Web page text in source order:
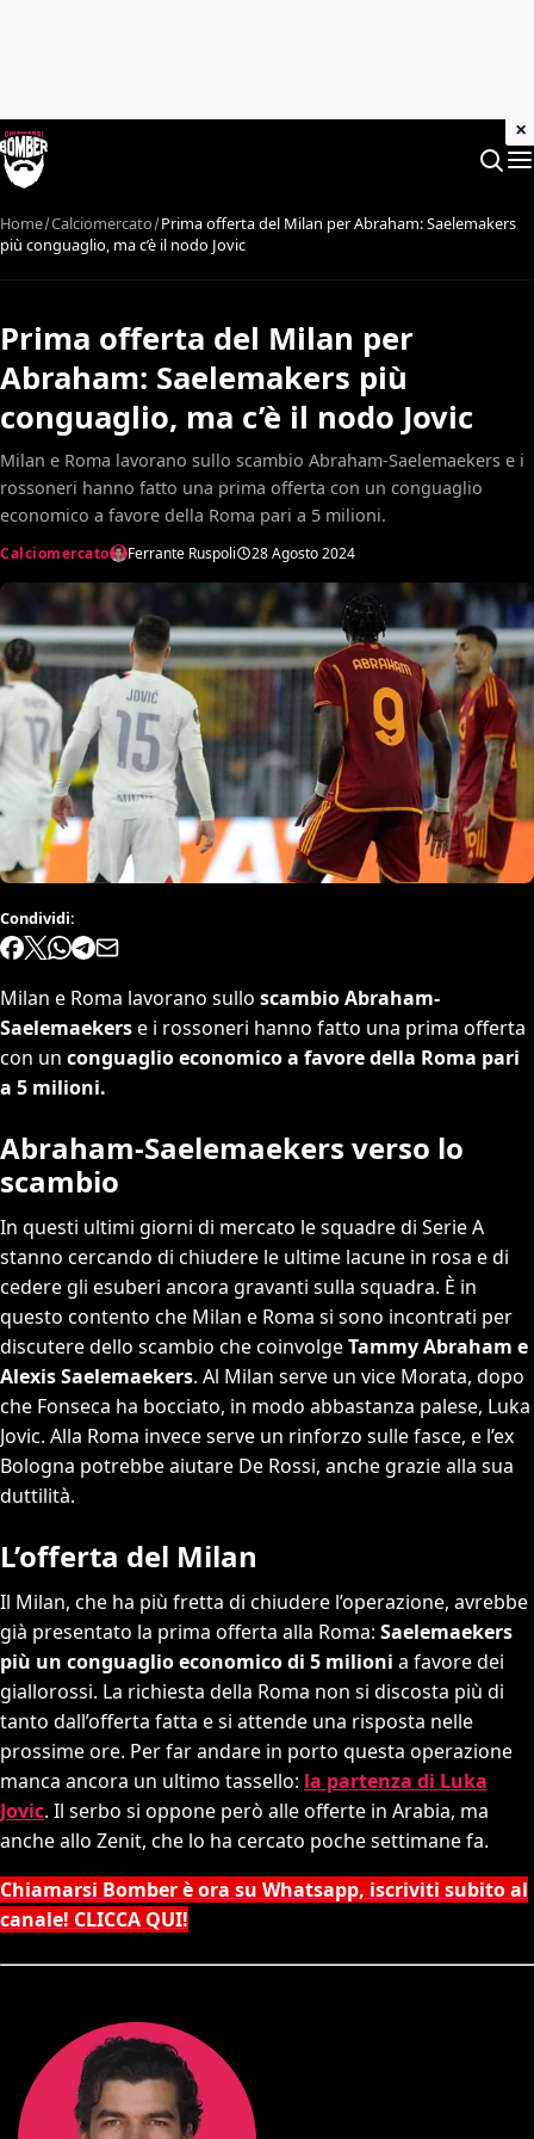
Home Calciomercato Prima offerta del Milan per Abraham: Saelemakers
più conguaglio, ma c’è il nodo Jovic
Prima offerta del Milan per
Abraham: Saelemakers più
conguaglio, ma c’è il nodo Jovic
Milan e Roma lavorano sullo scambio Abraham-Saelemaekers e i
rossoneri hanno fatto una prima offerta con un conguaglio
economico a favore della Roma pari a 5 milioni.
Calciomercato Ferrante Ruspoli 28 Agosto 2024
Condividi:
Milan e Roma lavorano sullo scambio Abraham-
Saelemaekerse i rossoneri hanno fatto una prima offerta
con un conguaglio economico a favore della Roma pari
a 5 milioni.
Abraham-Saelemaekers verso lo
scambio
In questi ultimi giorni di mercato le squadre di Serie A
stanno cercando di chiudere le ultime lacune in rosa e di
cedere gli esuberi ancora gravanti sulla squadra. È in
questo contento che Milan e Roma si sono incontrati per
discutere dello scambio che coinvolgeTammy Abraham e
Alexis Saelemaekers. Al Milan serve un vice Morata, dopo
che Fonseca ha bocciato, in modo abbastanza palese, Luka
Jovic. Alla Roma invece serve un rinforzo sulle fasce, e l’ex
Bologna potrebbe aiutare De Rossi, anche grazie alla sua
duttilità.
L’offerta del Milan
Il Milan, che ha più fretta di chiudere l’operazione, avrebbe
già presentato la prima offerta alla Roma: Saelemaekers
più un conguaglio economico di 5 milioni a favore dei
giallorossi. La richiesta della Roma non si discosta più di
tanto dall’offerta fatta e si attende una risposta nelle
prossime ore. Per far andare in porto questa operazione
manca ancora un ultimo tassello: la partenza di Luka
Jovic. Il serbo si oppone però alle offerte in Arabia, ma
anche allo Zenit, che lo ha cercato poche settimane fa.
Chiamarsi Bomber è ora su Whatsapp, iscriviti subito al
canale! CLICCA QUI!
×